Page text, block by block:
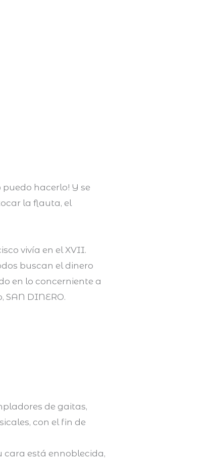
puedo hacerlo! Y se
la flauta, el
vivía en el XVII.
buscan el dinero
en lo concerniente a
DINERO.
de gaitas,
con el fin de
cara está ennoblecida,